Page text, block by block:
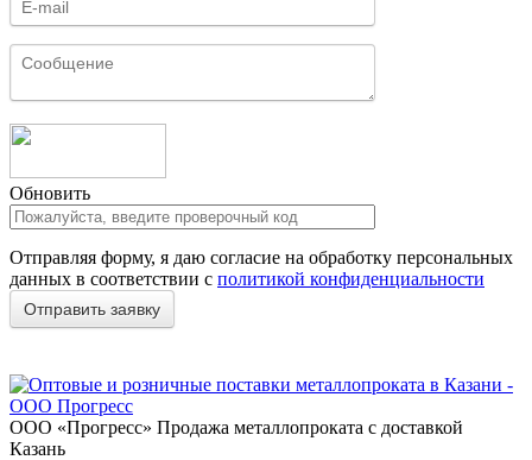
Обновить
Отправляя форму, я даю согласие на обработку персональных
данных в соответствии с политикой конфиденциальности
ООО «Прогресс» Продажа металлопроката с доставкой
Казань